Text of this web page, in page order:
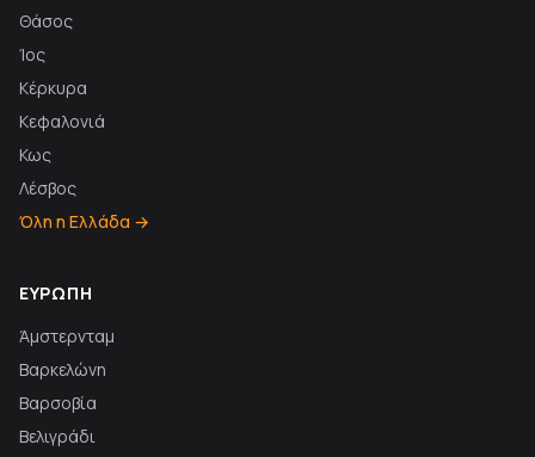
Θάσος
Ίος
Κέρκυρα
Κεφαλονιά
Κως
Λέσβος
Όλη η Ελλάδα →
ΕΥΡΏΠΗ
Άμστερνταμ
Βαρκελώνη
Βαρσοβία
Βελιγράδι